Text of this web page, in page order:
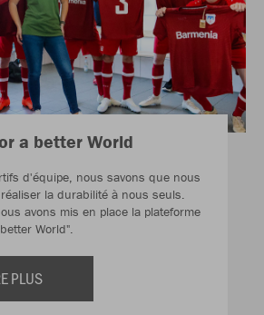
a better World
d'équipe, nous savons que nous
la durabilité à nous seuls.
avons mis en place la plateforme
World".
PLUS